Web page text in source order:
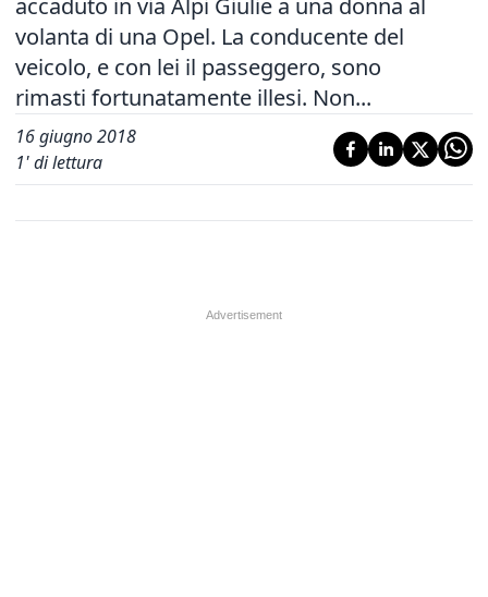
accaduto in via Alpi Giulie a una donna al
volanta di una Opel. La conducente del
veicolo, e con lei il passeggero, sono
rimasti fortunatamente illesi. Non...
16 giugno 2018
1' di lettura